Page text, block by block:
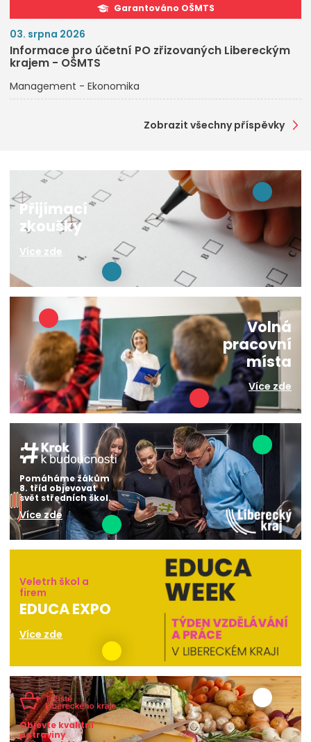
Garantováno OŠMTS
03. srpna 2026
Informace pro účetní PO zřizovaných Libereckým
krajem - OŠMTS
Management - Ekonomika
Zobrazit všechny příspěvky
Přijímací
zkoušky
Více zde
Volná
pracovní
místa
Více zde
Pomáháme žákům
8. tříd objevovat
svět středních škol.
Více zde
Veletrh škol a
firem
EDUCA EXPO
Více zde
Objevte kvalitní
potraviny